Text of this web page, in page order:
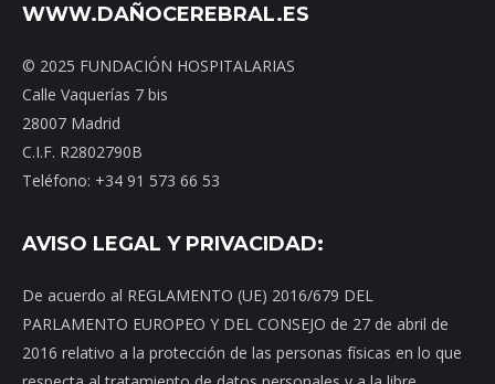
WWW.DAÑOCEREBRAL.ES
© 2025 FUNDACIÓN HOSPITALARIAS
Calle Vaquerías 7 bis
28007 Madrid
C.I.F. R2802790B
Teléfono: +34 91 573 66 53
AVISO LEGAL Y PRIVACIDAD:
De acuerdo al REGLAMENTO (UE) 2016/679 DEL
PARLAMENTO EUROPEO Y DEL CONSEJO de 27 de abril de
2016 relativo a la protección de las personas físicas en lo que